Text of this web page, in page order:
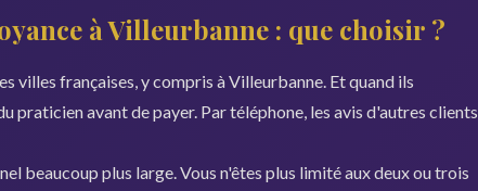
à Villeurbanne : que choisir ?
villes françaises, y compris à Villeurbanne. Et quand ils
praticien avant de payer. Par téléphone, les avis d'autres clients
beaucoup plus large. Vous n'êtes plus limité aux deux ou trois